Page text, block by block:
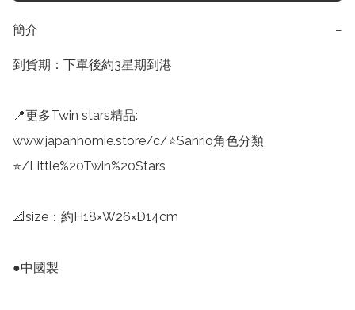
簡介 −
到貨期：下單後約3星期到港
📍更多Twin stars精品:
www.japanhomie.store/c/⭐Sanrio角色分類
⭐/Little%20Twin%20Stars
📐size：約H18×W26×D14cm
●中國製